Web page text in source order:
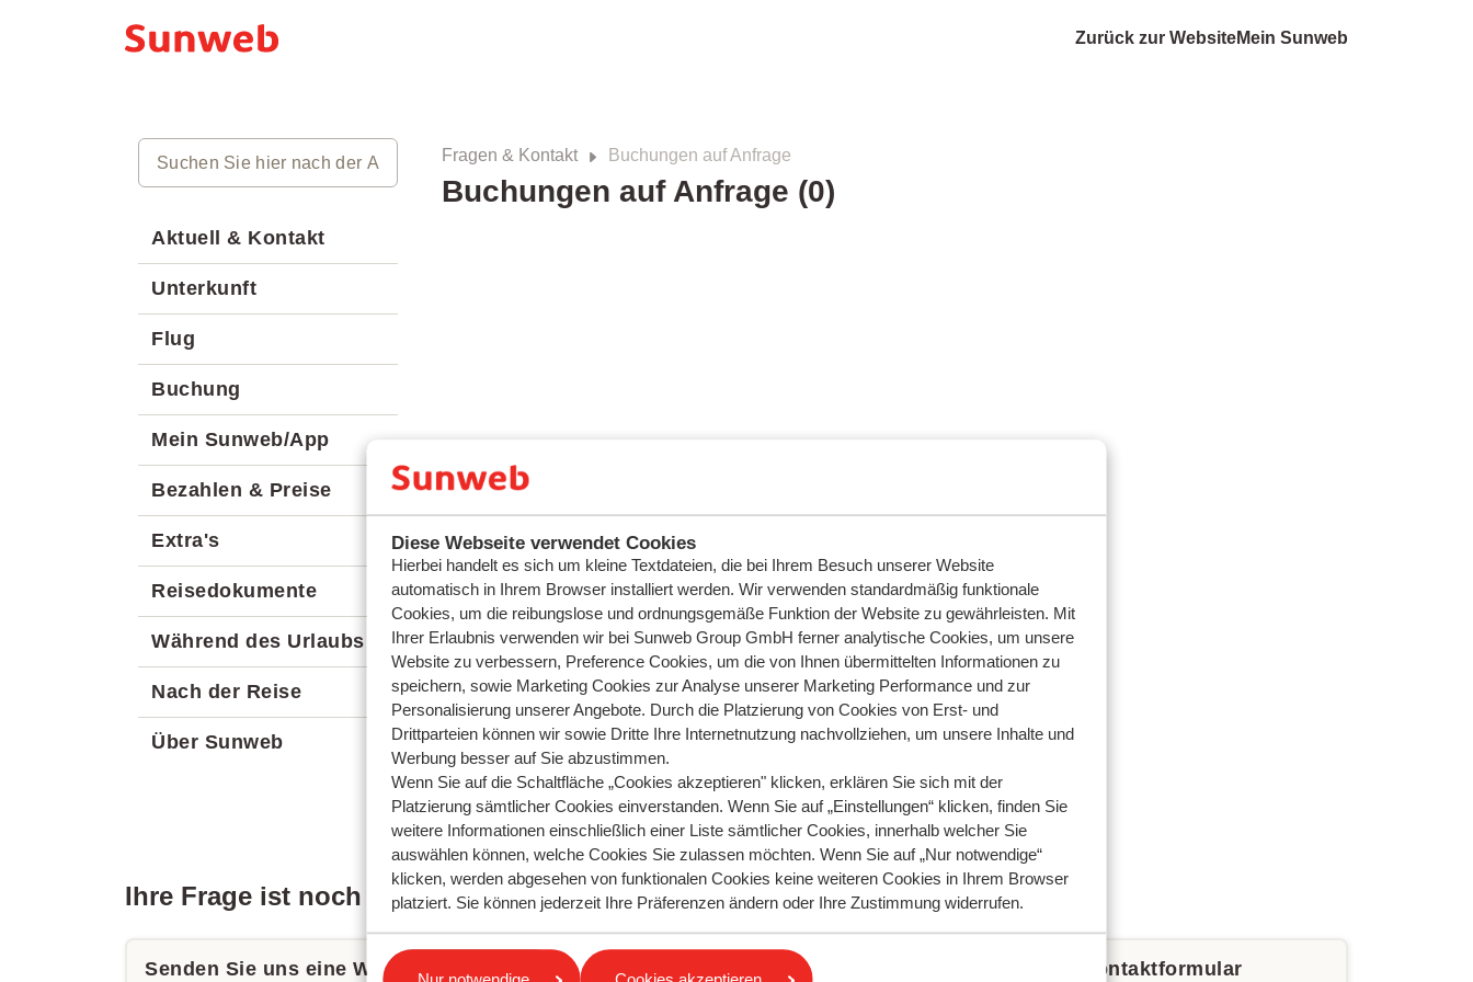
Diese Webseite verwendet Cookies
Hierbei handelt es sich um kleine Textdateien, die bei Ihrem Besuch unserer Website
automatisch in Ihrem Browser installiert werden. Wir verwenden standardmäßig funktionale
Cookies, um die reibungslose und ordnungsgemäße Funktion der Website zu gewährleisten. Mit
Ihrer Erlaubnis verwenden wir bei Sunweb Group GmbH ferner analytische Cookies, um unsere
Website zu verbessern, Preference Cookies, um die von Ihnen übermittelten Informationen zu
speichern, sowie Marketing Cookies zur Analyse unserer Marketing Performance und zur
Personalisierung unserer Angebote. Durch die Platzierung von Cookies von Erst- und
Drittparteien können wir sowie Dritte Ihre Internetnutzung nachvollziehen, um unsere Inhalte und
Werbung besser auf Sie abzustimmen.
Wenn Sie auf die Schaltfläche „Cookies akzeptieren" klicken, erklären Sie sich mit der
Platzierung sämtlicher Cookies einverstanden. Wenn Sie auf „Einstellungen“ klicken, finden Sie
weitere Informationen einschließlich einer Liste sämtlicher Cookies, innerhalb welcher Sie
auswählen können, welche Cookies Sie zulassen möchten. Wenn Sie auf „Nur notwendige“
klicken, werden abgesehen von funktionalen Cookies keine weiteren Cookies in Ihrem Browser
platziert. Sie können jederzeit Ihre Präferenzen ändern oder Ihre Zustimmung widerrufen.
Zurück zur WebsiteMein Sunweb
Aktuell & Kontakt
Unterkunft
Flug
Buchung
Mein Sunweb/App
Bezahlen & Preise
Extra's
Reisedokumente
Während des Urlaubs
Nach der Reise
Über Sunweb
Fragen & Kontakt Buchungen auf Anfrage
Buchungen auf Anfrage (0)
Ihre Frage ist noch nicht beantwortet?
Senden Sie uns eine WhatsApp oder rufen Sie uns an! Stellen Sie Ihre Frage über das Kontaktformular